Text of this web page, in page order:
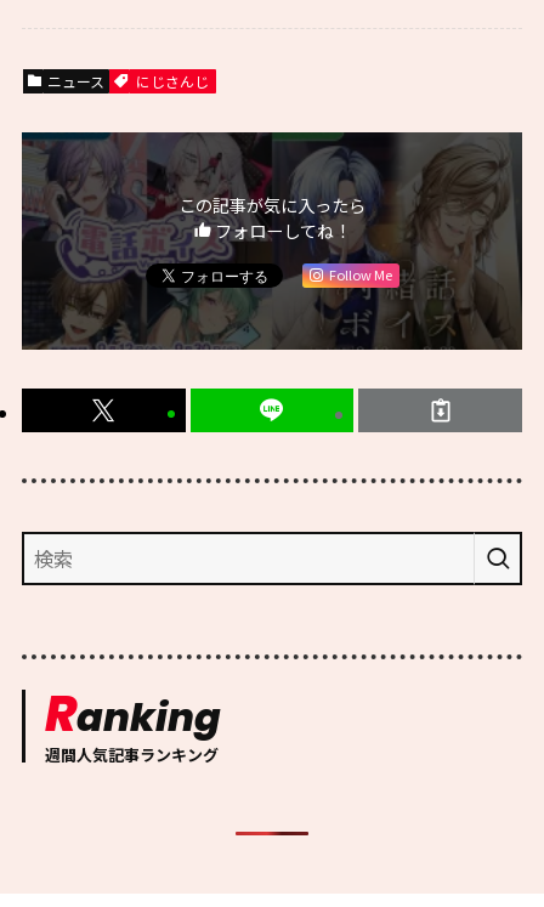
ニュース にじさんじ
この記事が気に入ったら
フォローしてね！
Follow Me
Ranking
週間人気記事ランキング